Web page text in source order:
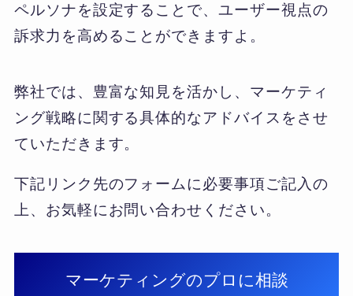
ペルソナを設定することで、ユーザー視点の
訴求力を高めることができますよ。
弊社では、豊富な知見を活かし、マーケティ
ング戦略に関する具体的なアドバイスをさせ
ていただきます。
下記リンク先のフォームに必要事項ご記入の
上、お気軽にお問い合わせください。
マーケティングのプロに相談